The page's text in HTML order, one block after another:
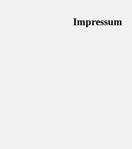
Impressum